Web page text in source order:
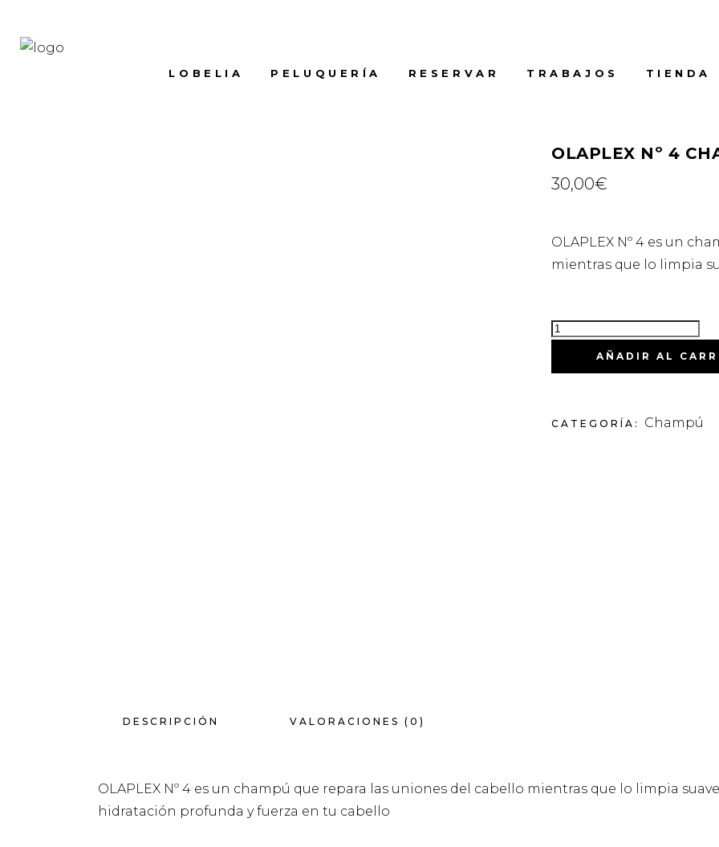
LOBELIA PELUQUERÍA RESERVAR TRABAJOS TIENDA
OLAPLEX Nº 4
30,00€
OLAPLEX Nº 4 es un
mientras que lo limpia
AÑADIR AL
CATEGORÍA: Champú
DESCRIPCIÓN VALORACIONES (0)
OLAPLEX Nº 4 es un champú que repara las uniones del cabello mientras que lo limpia
hidratación profunda y fuerza en tu cabello